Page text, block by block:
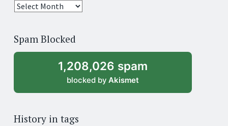
25
archive
Spam Blocked
1,208,026 spam
blocked by Akismet
History in tags